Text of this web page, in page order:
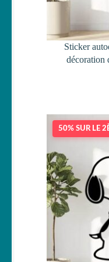
Sticker
décoration
50% SUR LE